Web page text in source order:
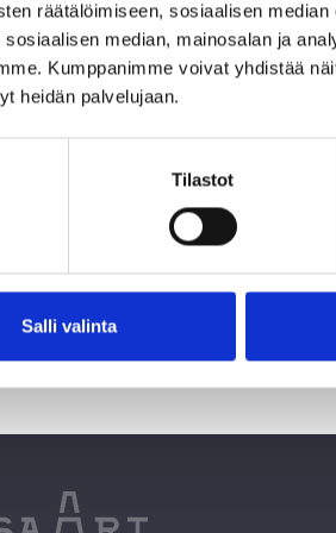
räätälöimiseen, sosiaalisen
median, mainosalan ja
Kumppanimme voivat yhdistää
heidän palvelujaan.
Tilastot
Salli valinta
rahastona, jossa kestävyysriskit
lähtee ihmisistä. Terve
vahvoille yrityksille.
toimijatason SFDR-